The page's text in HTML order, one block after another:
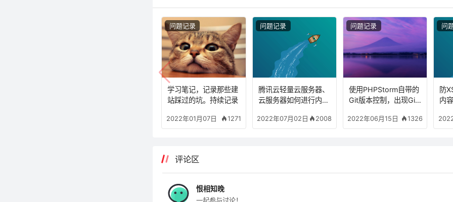
学习笔记，记录那些建
站踩过的坑。持续记录
2022年01月07日 1271
问题记录
腾讯云轻量云服务器、
云服务器如何进行内网
2022年07月02日 2008
问题记录
使用PHPStorm自带的
Git版本控制，出现Git.
2022年06月15日 1326
问题记录
防
内
问
评论区
恨相知晚
一起参与讨论！